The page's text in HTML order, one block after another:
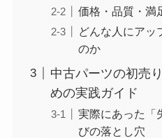
価格・品質・満
どんな人にアッ
のか
中古パーツの初売
めの実践ガイド
実際にあった「
びの落とし穴